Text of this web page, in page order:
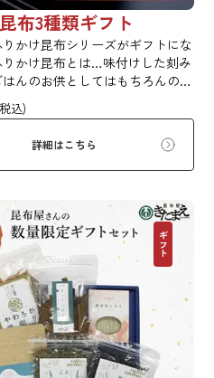
布3種類ギフト
かけ昆布シリーズがギフトにな
りかけ昆布とは…味付けした刻み
んのお供としてはもちろんのこ
きなど、様々なお料理にかけた
手軽に使用できます。
込)
詳細はこちら
ギフト